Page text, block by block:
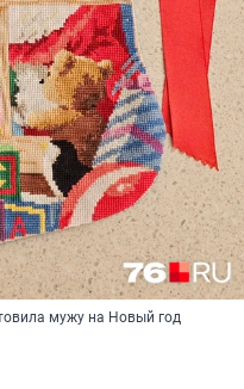
мужу на Новый год